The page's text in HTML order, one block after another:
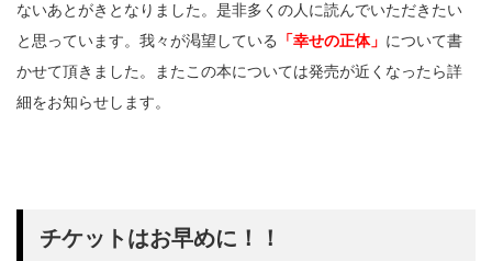
ないあとがきとなりました。是非多くの人に読んでいただきたい
と思っています。我々が渇望している
「幸せの正体」 について書
かせて頂きました。またこの本については発売が近くなったら詳
細をお知らせします。
チケットはお早めに！！